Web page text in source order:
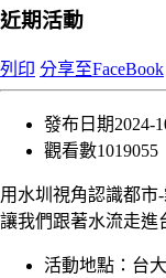
近期活動
列印 分享至FaceBook
發布日期2024-
觀看數1019055
用水圳視角認識都市
讓我們跟著水流走進
活動地點： 台